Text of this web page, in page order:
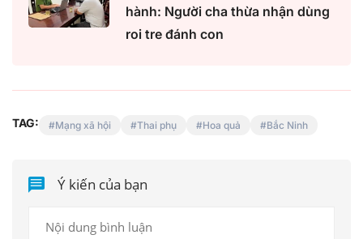
hành: Người cha thừa nhận dùng
roi tre đánh con
TAG: Mạng xã hội Thai phụ Hoa quả Bắc Ninh
Ý kiến của bạn